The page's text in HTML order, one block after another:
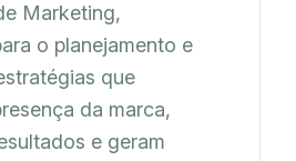
Marketing,
o planejamento e
que
da marca,
e geram